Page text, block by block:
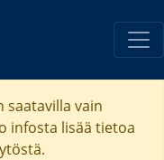
saatavilla vain
infosta lisää tietoa